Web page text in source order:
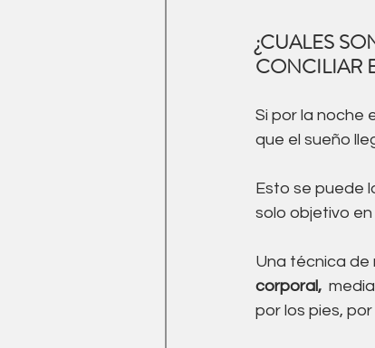
¿CUALES
CONCILIAR
Si por la noche
que el sueño
Esto se puede
solo objetivo
Una técnica de
corporal,
por los pies,